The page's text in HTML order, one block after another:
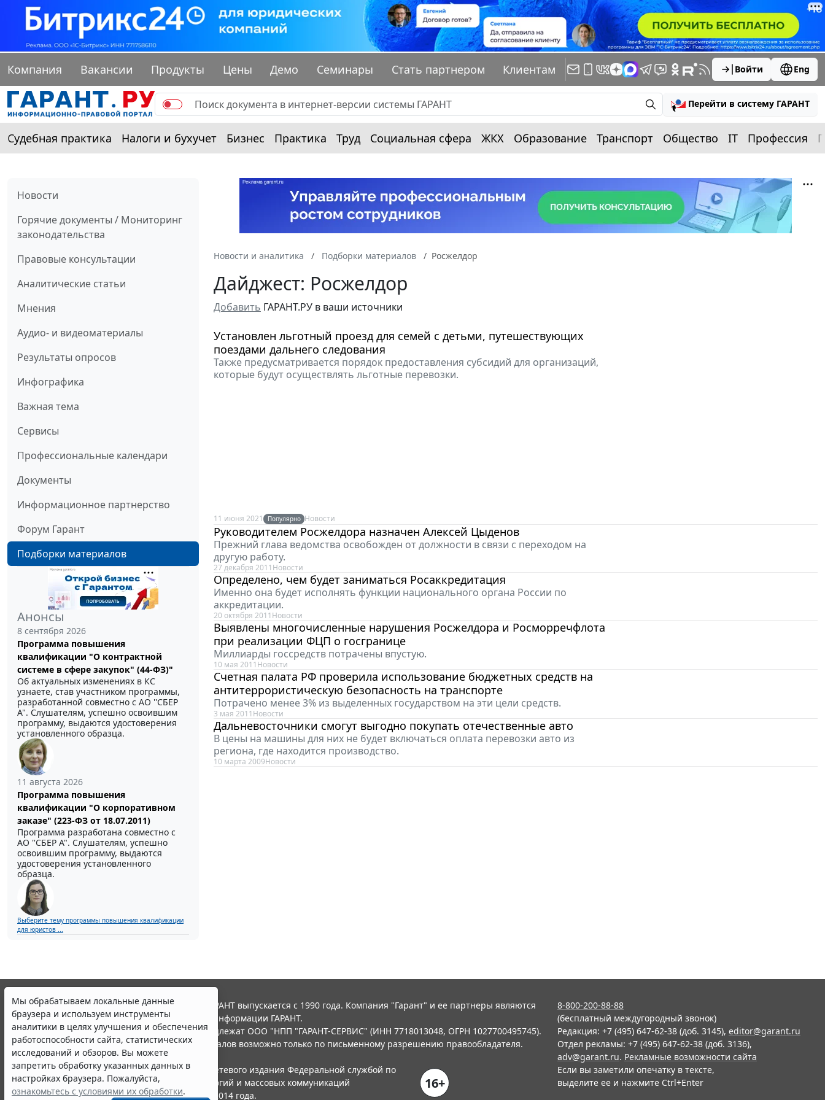
Компания Вакансии Продукты Цены Демо Семинары Стать партнером Клиентам Войти Eng
Перейти в систему ГАРАНТ
Судебная практика Налоги и бухучет Бизнес Практика Труд Социальная сфера ЖКХ Образование Транспорт Общество IT Профессия
Новости
Горячие документы / Мониторинг
законодательства
Правовые консультации
Аналитические статьи
Мнения
Аудио- и видеоматериалы
Результаты опросов
Инфографика
Важная тема
Сервисы
Профессиональные календари
Документы
Информационное партнерство
Форум Гарант
Подборки материалов
Анонсы
8 сентября 2026
Программа повышения
квалификации "О контрактной
системе в сфере закупок" (44-ФЗ)"
Об актуальных изменениях в КС
узнаете, став участником программы,
разработанной совместно с АО ''СБЕР
А". Слушателям, успешно освоившим
программу, выдаются удостоверения
установленного образца.
11 августа 2026
Программа повышения
квалификации "О корпоративном
заказе" (223-ФЗ от 18.07.2011)
Программа разработана совместно с
АО ''СБЕР А". Слушателям, успешно
освоившим программу, выдаются
удостоверения установленного
образца.
Выберите тему программы повышения квалификации
для юристов ...
Новости и аналитика Подборки материалов Росжелдор
Дайджест: Росжелдор
Добавить ГАРАНТ.РУ в ваши источники
Установлен льготный проезд для семей с детьми, путешествующих
поездами дальнего следования
Также предусматривается порядок предоставления субсидий для организаций,
которые будут осуществлять льготные перевозки.
11 июня 2021 Популярно Новости
Руководителем Росжелдора назначен Алексей Цыденов
Прежний глава ведомства освобожден от должности в связи с переходом на
другую работу.
27 декабря 2011 Новости
Определено, чем будет заниматься Росаккредитация
Именно она будет исполнять функции национального органа России по
аккредитации.
20 октября 2011 Новости
Выявлены многочисленные нарушения Росжелдора и Росморречфлота
при реализации ФЦП о госгранице
Миллиарды госсредств потрачены впустую.
10 мая 2011 Новости
Счетная палата РФ проверила использование бюджетных средств на
антитеррористическую безопасность на транспорте
Потрачено менее 3% из выделенных государством на эти цели средств.
3 мая 2011 Новости
Дальневосточники смогут выгодно покупать отечественные авто
В цены на машины для них не будет включаться оплата перевозки авто из
региона, где находится производство.
10 марта 2009Новости
Мы обрабатываем локальные данные
браузера и используем инструменты
аналитики в целях улучшения и обеспечения
работоспособности сайта, статистических
исследований и обзоров. Вы можете
запретить обработку указанных данных в
настройках браузера. Пожалуйста,
ознакомьтесь с условиями их обработки.
© ООО "НПП "ГАРАНТ-СЕРВИС", 2026. Система ГАРАНТ выпускается с 1990 года. Компания "Гарант" и ее партнеры являются
участниками Российской ассоциации правовой информации ГАРАНТ.
Все права на материалы сайта ГАРАНТ.РУ принадлежат ООО "НПП "ГАРАНТ-СЕРВИС" (ИНН 7718013048, ОГРН 1027700495745).
Полное или частичное воспроизведение материалов возможно только по письменному разрешению правообладателя.
Правила использования портала.
Портал ГАРАНТ.РУ зарегистрирован в качестве сетевого издания Федеральной службой по
надзору в сфере связи,информационных технологий и массовых коммуникаций
(Роскомнадзором), Эл № ФС77-58365 от 18 июня 2014 года.
16+
8-800-200-88-88
(бесплатный междугородный звонок)
Редакция: +7 (495) 647-62-38 (доб. 3145), editor@garant.ru
Отдел рекламы: +7 (495) 647-62-38 (доб. 3136),
adv@garant.ru. Рекламные возможности сайта
Если вы заметили опечатку в тексте,
выделите ее и нажмите Ctrl+Enter